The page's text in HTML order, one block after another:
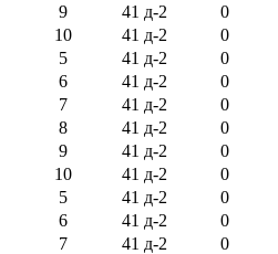
9 41 д-2
0
10 41 д-2
0
5 41 д-2
0
6 41 д-2
0
7 41 д-2
0
8 41 д-2
0
9 41 д-2
0
10 41 д-2
0
5 41 д-2
0
6 41 д-2
0
7 41 д-2
0